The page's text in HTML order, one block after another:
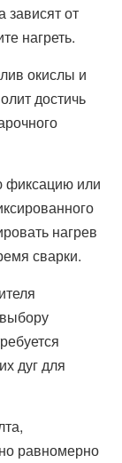
зависят от
нагреть.
окислы и
достичь
фиксацию или
нагрев
сварки.
дуг для
равномерно